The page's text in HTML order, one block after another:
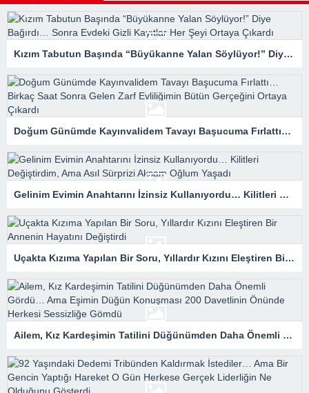
Kızım Tabutun Başında “Büyükanne Yalan Söylüyor!” Diye Bağırdı… Sonra Evdeki Gizli Kayıtlar Her Şeyi Ortaya Çıkardı
Doğum Günümde Kayınvalidem Tavayı Başucuma Fırlattı… Birkaç Saat Sonra Gelen Zarf Evliliğimin Bütün Gerçeğini Ortaya Çıkardı
Gelinim Evimin Anahtarını İzinsiz Kullanıyordu… Kilitleri Değiştirdim, Ama Asıl Sürprizi Akşam Oğlum Yaşadı
Uçakta Kızıma Yapılan Bir Soru, Yıllardır Kızını Eleştiren Bir Annenin Hayatını Değiştirdi
Ailem, Kız Kardeşimin Tatilini Düğünümden Daha Önemli Gördü… Ama Eşimin Düğün Konuşması 200 Davetlinin Önünde Herkesi Sessizliğe Gömdü